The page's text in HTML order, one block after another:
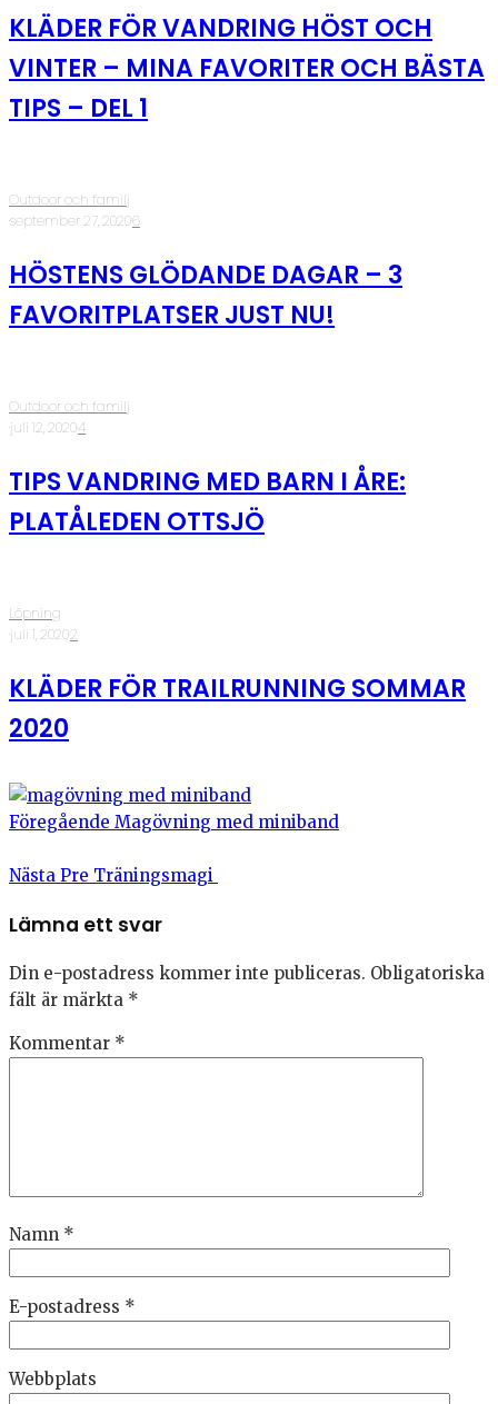
KLÄDER FÖR VANDRING HÖST OCH
VINTER – MINA FAVORITER OCH BÄSTA
TIPS – DEL 1
Outdoor och familj
·september 27, 2020·6
HÖSTENS GLÖDANDE DAGAR – 3
FAVORITPLATSER JUST NU!
Outdoor och familj
·juli 12, 2020·4
TIPS VANDRING MED BARN I ÅRE:
PLATÅLEDEN OTTSJÖ
Löpning
·juli 1, 2020·2
KLÄDER FÖR TRAILRUNNING SOMMAR
2020
Föregående Magövning med miniband
Nästa Pre Träningsmagi
Lämna ett svar
Din e-postadress kommer inte publiceras. Obligatoriska
fält är märkta *
Kommentar *
Namn *
E-postadress *
Webbplats